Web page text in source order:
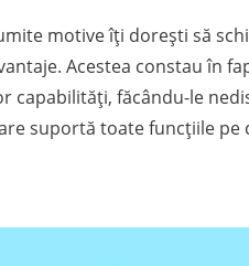
motive îți dorești să
Acestea constau în
capabilități, făcându-le
suportă toate funcțiile pe